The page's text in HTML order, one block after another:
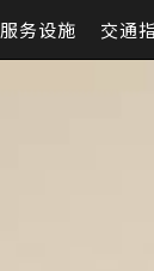
服务设施 交通